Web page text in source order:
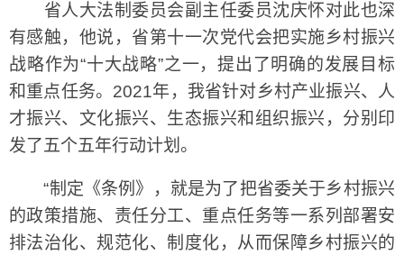
省人大法制委员会副主任委员沈庆怀对此也深
有感触，他说，省第十一次党代会把实施乡村振兴
战略作为“十大战略”之一，提出了明确的发展目标
和重点任务。2021年，我省针对乡村产业振兴、人
才振兴、文化振兴、生态振兴和组织振兴，分别印
发了五个五年行动计划。
“制定《条例》，就是为了把省委关于乡村振兴
的政策措施、责任分工、重点任务等一系列部署安
排法治化、规范化、制度化，从而保障乡村振兴的